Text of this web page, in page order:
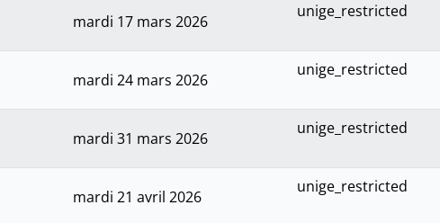
mardi 17 mars 2026
unige_restricted
mardi 24 mars 2026
unige_restricted
mardi 31 mars 2026
unige_restricted
mardi 21 avril 2026
unige_restricted